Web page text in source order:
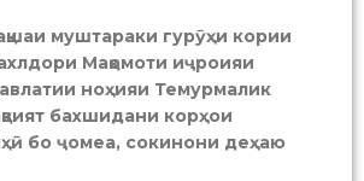
муштараки гурӯҳи кории
Мақомоти иҷроияи
ноҳияи Темурмалик
бахшидани корҳои
бо ҷомеа, сокинони деҳаю